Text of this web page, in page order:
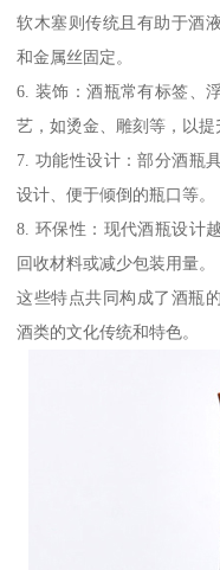
软木塞则传统且有助于酒
和金属丝固定。
6. 装饰：酒瓶常有标签、
艺，如烫金、雕刻等，以提
7. 功能性设计：部分酒瓶
设计、便于倾倒的瓶口等。
8. 环保性：现代酒瓶设计
回收材料或减少包装用量。
这些特点共同构成了酒瓶
酒类的文化传统和特色。